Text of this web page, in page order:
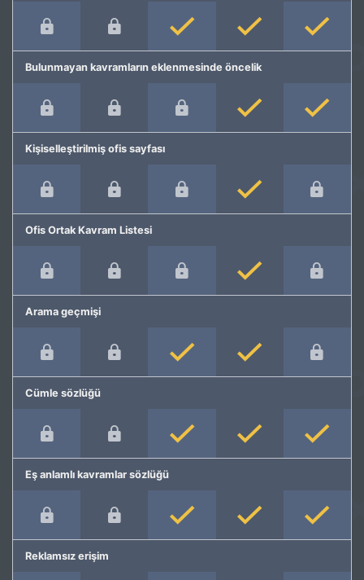
Bulunmayan kavramların eklenmesinde öncelik
Kişiselleştirilmiş ofis sayfası
Ofis Ortak Kavram Listesi
Arama geçmişi
Cümle sözlüğü
Eş anlamlı kavramlar sözlüğü
Reklamsız erişim